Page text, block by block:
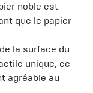
noble est
que le papier
la surface du
unique, ce
agréable au